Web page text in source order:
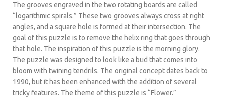
The grooves engraved in the two rotating boards are called
“logarithmic spirals.” These two grooves always cross at right
angles, and a square hole is formed at their intersection. The
goal of this puzzle is to remove the helix ring that goes through
that hole. The inspiration of this puzzle is the morning glory.
The puzzle was designed to look like a bud that comes into
bloom with twining tendrils. The original concept dates back to
1990, but it has been enhanced with the addition of several
tricky features. The theme of this puzzle is “Flower.”